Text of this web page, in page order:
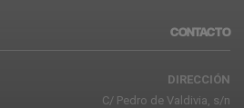
CONTACTO
DIRECCIÓN
C/ Pedro de Valdivia, s/n